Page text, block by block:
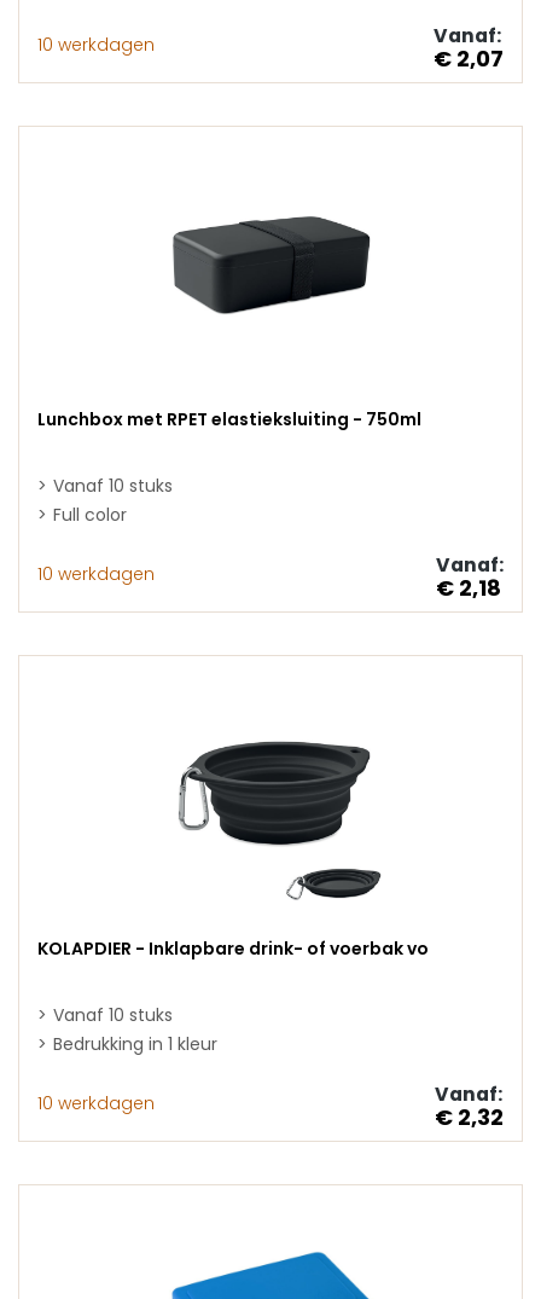
10 werkdagen Vanaf:
€ 2,07
Lunchbox met RPET elastieksluiting - 750ml
Vanaf 10 stuks
Full color
10 werkdagen Vanaf:
€ 2,18
KOLAPDIER - Inklapbare drink- of voerbak vo
Vanaf 10 stuks
Bedrukking in 1 kleur
10 werkdagen Vanaf:
€ 2,32